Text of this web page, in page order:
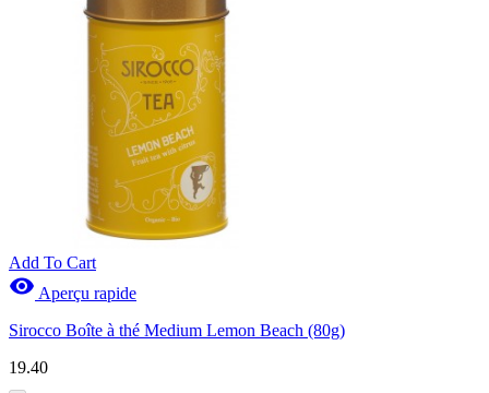
Add To Cart
 Aperçu rapide
Sirocco Boîte à thé Medium Lemon Beach (80g)
19.40